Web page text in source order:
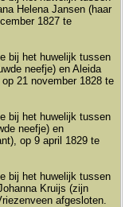
Helena Jansen (haar
1827 te
bij het huwelijk tussen
neefje) en Aleida
21 november 1828 te
bij het huwelijk tussen
neefje) en
op 9 april 1829 te
bij het huwelijk tussen
Kruijs (zijn
afgesloten.